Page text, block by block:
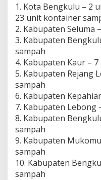
1. Kota Bengkulu – 2
23 unit kontainer
2. Kabupaten Seluma
3. Kabupaten
sampah
4. Kabupaten Kaur –
5. Kabupaten Rejang
sampah
6. Kabupaten
7. Kabupaten
8. Kabupaten
sampah
9. Kabupaten
sampah
10. Kabupaten
sampah